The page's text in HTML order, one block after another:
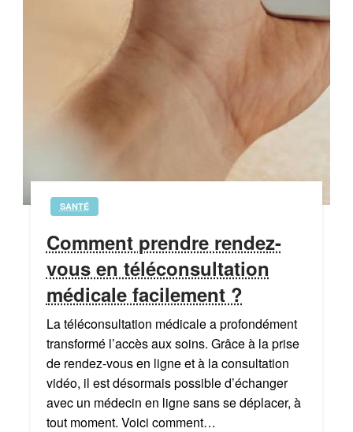
SANTÉ
Comment prendre rendez-
vous en téléconsultation
médicale facilement ?
La téléconsultation médicale a profondément
transformé l’accès aux soins. Grâce à la prise
de rendez-vous en ligne et à la consultation
vidéo, il est désormais possible d’échanger
avec un médecin en ligne sans se déplacer, à
tout moment. Voici comment…